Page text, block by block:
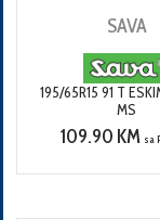
SAVA
195/65R15 91 T
MS
109.90 KM sa